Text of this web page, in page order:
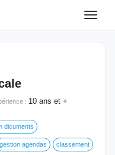
Toggle
: 10 ans et +
dicuments
gestion agendas classement